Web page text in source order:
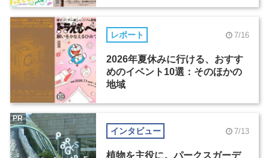
レポート 7/16
2026年夏休みに行ける、おすす
めのイベント10選：そのほかの
地域
インタビュー 7/13
植物を主役に。パークスガーデ
PR